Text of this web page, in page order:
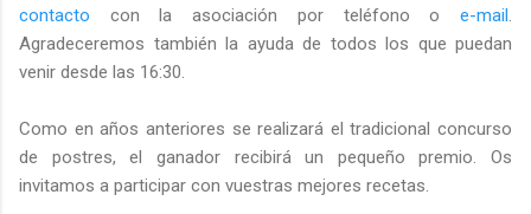
contacto con la asociación por teléfono o e-mail
Agradeceremos también la ayuda de todos los que puedan
venir desde las 16:30.
Como en años anteriores se realizará el tradicional concurso
de postres, el ganador recibirá un pequeño premio. Os
invitamos a participar con vuestras mejores recetas.